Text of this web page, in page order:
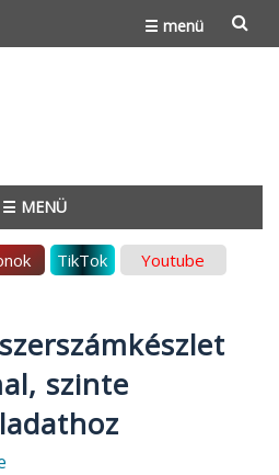
☰ menü
☰ MENÜ
TikTok Youtube
szinte